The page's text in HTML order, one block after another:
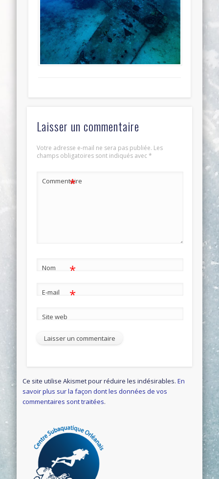
Laisser un commentaire
Votre adresse e-mail ne sera pas publiée. Les
champs obligatoires sont indiqués avec*
Commentaire
*
Nom *
E-mail *
Site web
Ce site utilise Akismet pour réduire les indésirables.En
savoir plus sur la façon dont les données de vos
commentaires sont traitées.